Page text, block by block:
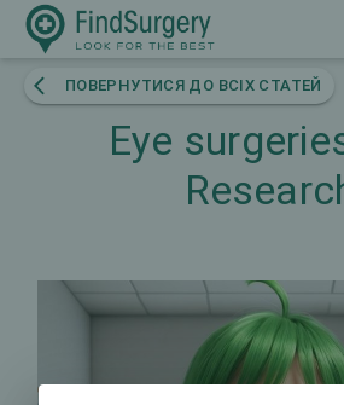
ПОВЕРНУТИСЯ ДО ВСІХ СТАТЕЙ
Eye